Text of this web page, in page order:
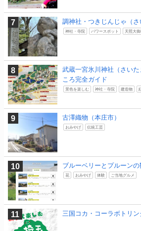
調神社・つきじんじゃ（さ
神社・寺院 パワースポット 天照大御
武蔵一宮氷川神社（さい
ころ完全ガイド
景色を楽しむ 神社・寺院 建造物
古澤織物（本庄市）
おみやげ 伝統工芸
ブルーベリーとプルーンの
花 おみやげ 体験 ご当地グルメ
三国コカ・コーラボトリン